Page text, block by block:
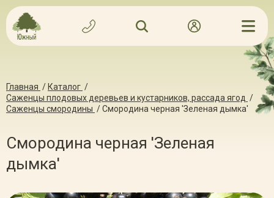
Главная / Каталог /
Саженцы плодовых деревьев и кустарников, рассада ягод /
Саженцы смородины /Смородина черная 'Зеленая дымка'
Смородина черная 'Зеленая
дымка'